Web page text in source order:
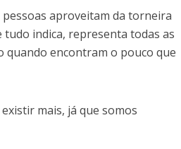
aproveitam da torneira
indica, representa todas as
quando encontram o pouco que
mais, já que somos